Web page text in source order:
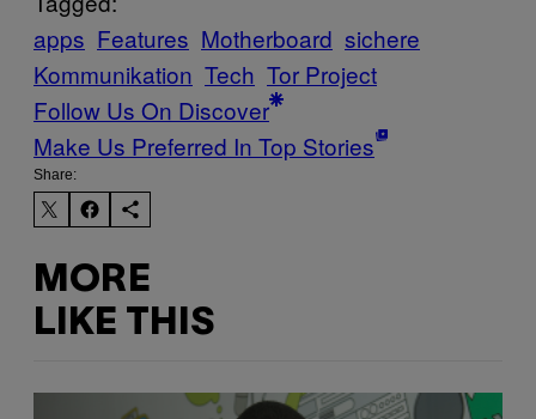
apps Features Motherboard sichere
Kommunikation Tech Tor Project
Follow Us On Discover
Make Us Preferred In Top Stories
Share:
MORE
LIKE THIS